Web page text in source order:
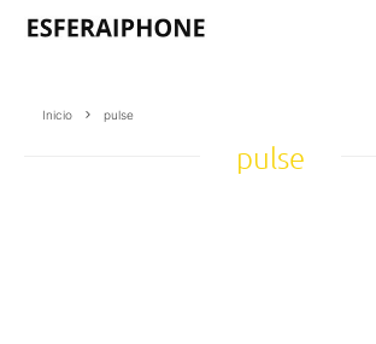
Inicio pulse
pulse